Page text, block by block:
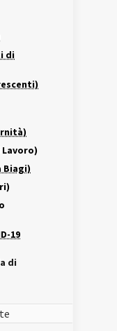
di
Lavoro)
Biagi)
19
di